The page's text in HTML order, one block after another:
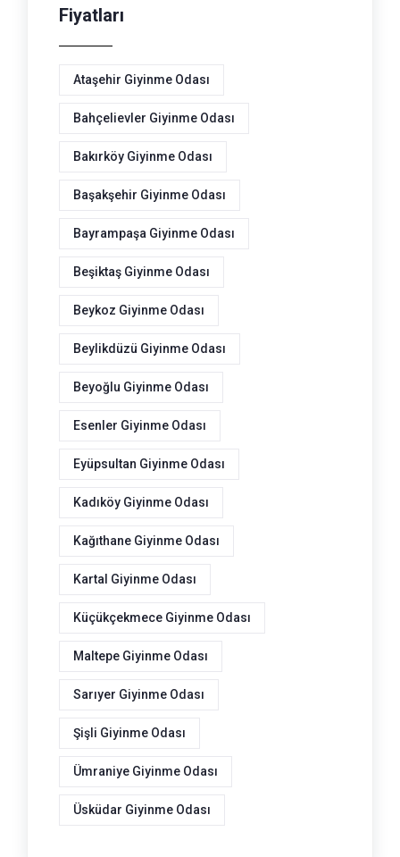
Fiyatları
Ataşehir Giyinme Odası
Bahçelievler Giyinme Odası
Bakırköy Giyinme Odası
Başakşehir Giyinme Odası
Bayrampaşa Giyinme Odası
Beşiktaş Giyinme Odası
Beykoz Giyinme Odası
Beylikdüzü Giyinme Odası
Beyoğlu Giyinme Odası
Esenler Giyinme Odası
Eyüpsultan Giyinme Odası
Kadıköy Giyinme Odası
Kağıthane Giyinme Odası
Kartal Giyinme Odası
Küçükçekmece Giyinme Odası
Maltepe Giyinme Odası
Sarıyer Giyinme Odası
Şişli Giyinme Odası
Ümraniye Giyinme Odası
Üsküdar Giyinme Odası